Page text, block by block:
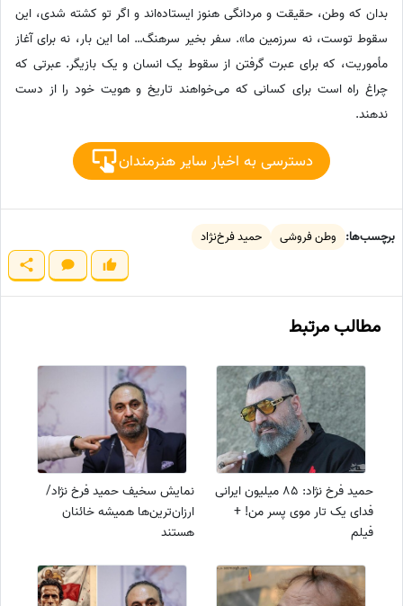
بدان که وطن، حقیقت و مردانگی هنوز ایستاده‌اند و اگر تو کشته شدی، این
سقوط توست، نه سرزمین ما». سفر بخیر سرهنگ… اما این بار، نه برای آغاز
مأموریت، که برای عبرت گرفتن از سقوط یک انسان و یک بازیگر. عبرتی که
چراغ راه است برای کسانی که می‌خواهند تاریخ و هویت خود را از دست
ندهند.
دسترسی به اخبار سایر هنرمندان
برچسب‌ها: وطن فروشی حمید فرخ‌نژاد
مطالب مرتبط
حمید فرخ نژاد: 85 میلیون ایرانی
فدای یک تار موی پسر من! +
فیلم
نمایش سخیف حمید فرخ نژاد/
ارزان‌ترین‌ها همیشه خائنان
هستند